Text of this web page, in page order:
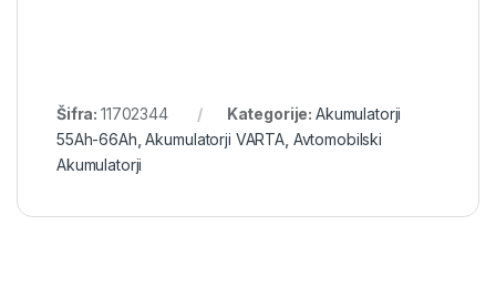
Šifra:11702344 Kategorije: Akumulatorji
55Ah-66Ah ,Akumulatorji VARTA, Avtomobilski
Akumulatorji